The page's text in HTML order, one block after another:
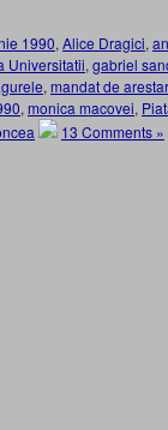
1990, Alice Dragici,
Universitatii, gabriel
, mandat de
, monica macovei,
13 Comments »